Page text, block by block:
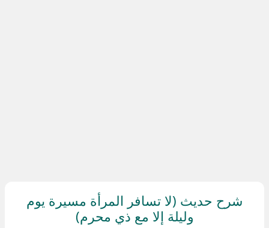
شرح حديث (لا تسافر المرأة مسيرة يوم
وليلة إلا مع ذي محرم)